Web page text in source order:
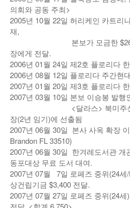
의회와 공동 주최>
2005년 10월 22일 허리케인 카트리
재,
본보가 모금한
장에게 전달.
2006년 01월 24일 제2호 플로리다
2006년 08월 12일 플로리다 주간현
2007년 01월 20일 제3호 플로리다
2007년 03월 10일 본보 이승봉 발행
<달라스> 북미주신문인
장(2년 임기)에 선출됨
2007년 06월 30일 본사 사옥 확장
Brandon FL 33510)
2007년 06월 30일 한겨레도서관 개
동포대상 무료 도서 대여.
2007년 07월 7일 로페즈 중위(24세
상건립기금 $3,400 전달.
2007년 07월 27일 로페즈 중위(24